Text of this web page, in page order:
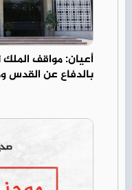
أعيان: مواقف الملك
بالدفاع عن القدس